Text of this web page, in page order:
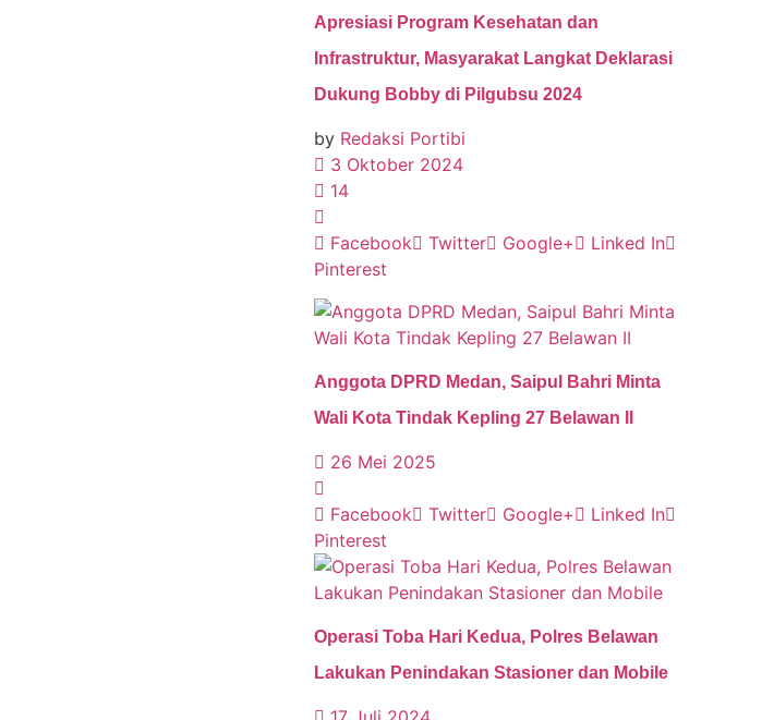
Apresiasi Program Kesehatan dan
Infrastruktur, Masyarakat Langkat Deklarasi
Dukung Bobby di Pilgubsu 2024
by Redaksi Portibi
3 Oktober 2024
14
Facebook Twitter Google+
Linked In
Pinterest
Anggota DPRD Medan, Saipul Bahri Minta
Wali Kota Tindak Kepling 27 Belawan II
26 Mei 2025
Facebook Twitter Google+
Linked In
Pinterest
Operasi Toba Hari Kedua, Polres Belawan
Lakukan Penindakan Stasioner dan Mobile